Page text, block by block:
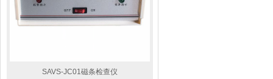
Gateway RF-Fusion ...
SAVS-JC01磁条检查仪